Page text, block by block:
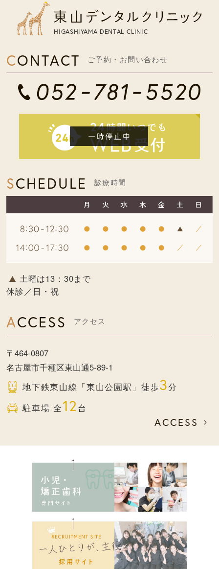
HIGASHIYAMA DENTAL CLINIC
CONTACT ご予約・お問い合わせ
SCHEDULE 診療時間
土曜は13：30まで
休診／日・祝
ACCESS アクセス
〒464-0807
名古屋市千種区東山通5-89-1
地下鉄東山線 「東山公園駅」徒歩3分
駐車場 全12台
ACCESS